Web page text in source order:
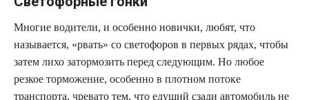
Многие водители, и особенно новички, любят, что
называется, «рвать» со светофоров в первых рядах, чтобы
затем лихо затормозить перед следующим. Но любое
резкое торможение, особенно в плотном потоке
транспорта, чревато тем, что едущий сзади автомобиль не